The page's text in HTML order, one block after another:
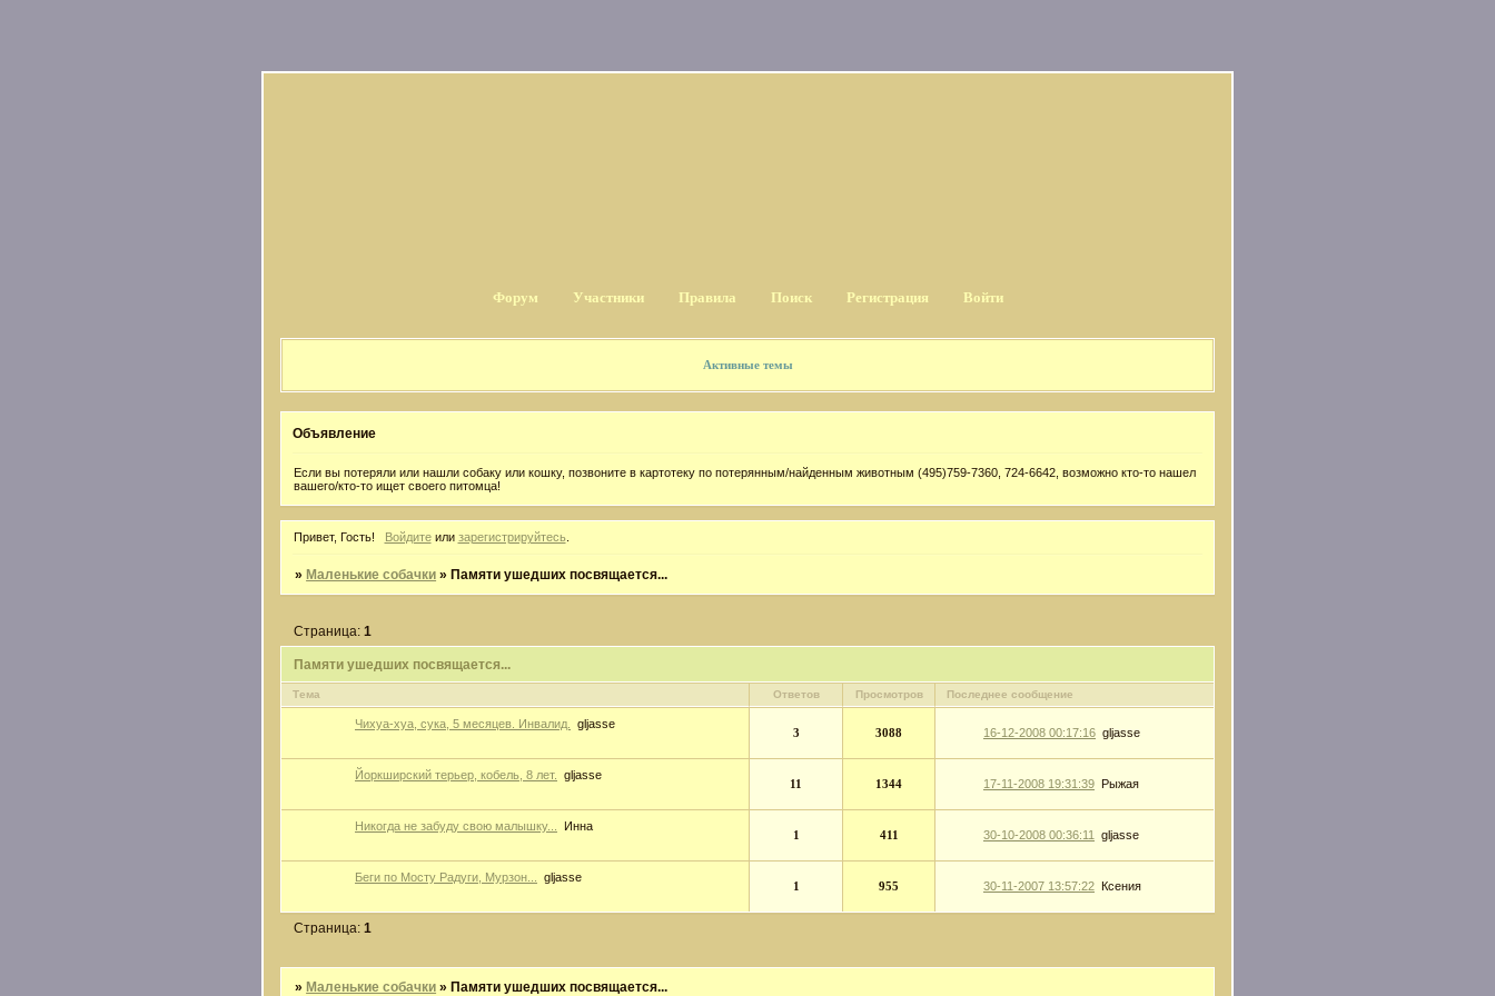
Форум Участники Правила Поиск Регистрация Войти
Активные темы
Объявление
Если вы потеряли или нашли собаку или кошку, позвоните в картотеку по потерянным/найденным животным (495)759-7360, 724-6642, возможно кто-то нашел
вашего/кто-то ищет своего питомца!
Привет, Гость! Войдитеили зарегистрируйтесь
» Маленькие собачки » Памяти ушедших посвящается...
Памяти ушедших посвящается...
Страница:1
Тема Ответов Просмотров Последнее сообщение
Чихуа-хуа, сука, 5 месяцев. Инвалид. gljasse
3 3088 16-12-2008 00:17:16 gljasse
Йоркширский терьер, кобель, 8 лет. gljasse
11 1344 17-11-2008 19:31:39 Рыжая
Никогда не забуду свою малышку... Инна
1 411 30-10-2008 00:36:11 gljasse
Беги по Мосту Радуги, Мурзон... gljasse
1 955 30-11-2007 13:57:22 Ксения
Страница:1
» Маленькие собачки »Памяти ушедших посвящается...